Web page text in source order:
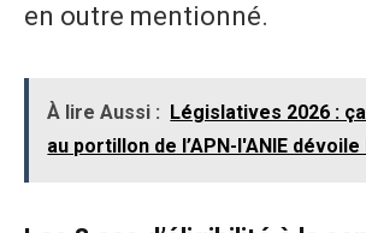
en outre mentionné.
À lire Aussi :
Législatives 2026 :
au portillon de l’APN-l'ANIE